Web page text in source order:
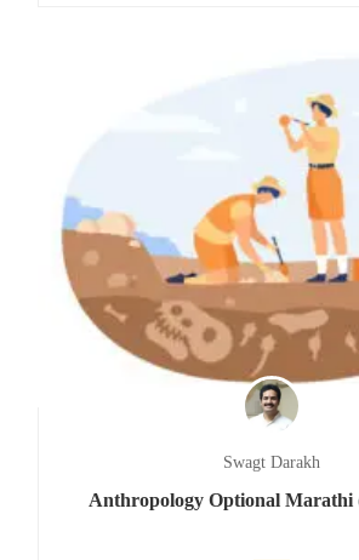
Swagt Darakh
Anthropology Optional Marathi